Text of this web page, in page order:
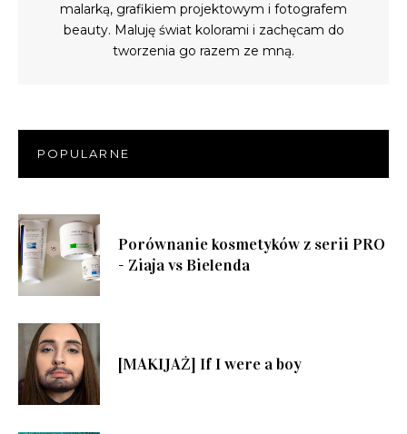
malarką, grafikiem projektowym i fotografem
beauty. Maluję świat kolorami i zachęcam do
tworzenia go razem ze mną.
POPULARNE
Porównanie kosmetyków z serii PRO
- Ziaja vs Bielenda
[MAKIJAŻ] If I were a boy